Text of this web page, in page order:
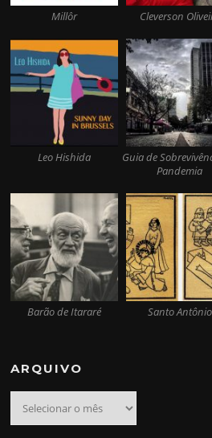
Millôr Cleverson
Leo Hishida
Guia de
Pandemia
Barão de Itararé Santo Antônio
ARQUIVO